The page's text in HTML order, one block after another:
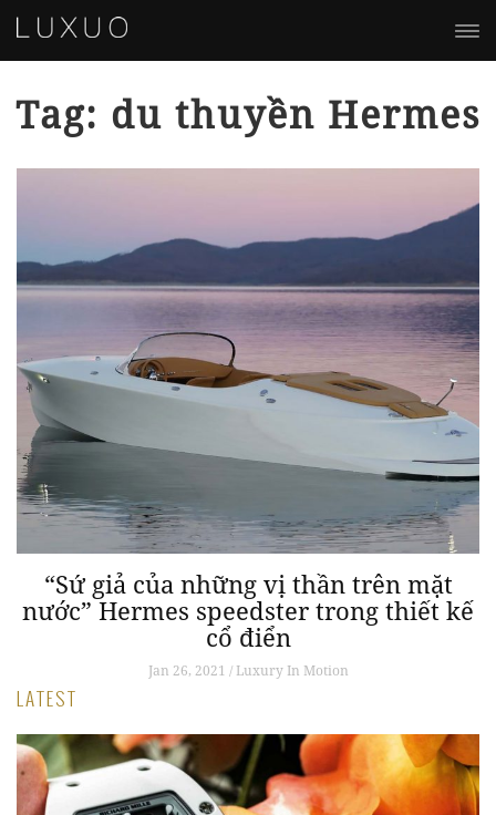
Tag: du thuyền Hermes
“Sứ giả của những vị thần trên mặt
nước” Hermes speedster trong thiết kế
cổ điển
Jan 26, 2021 / Luxury In Motion
LATEST